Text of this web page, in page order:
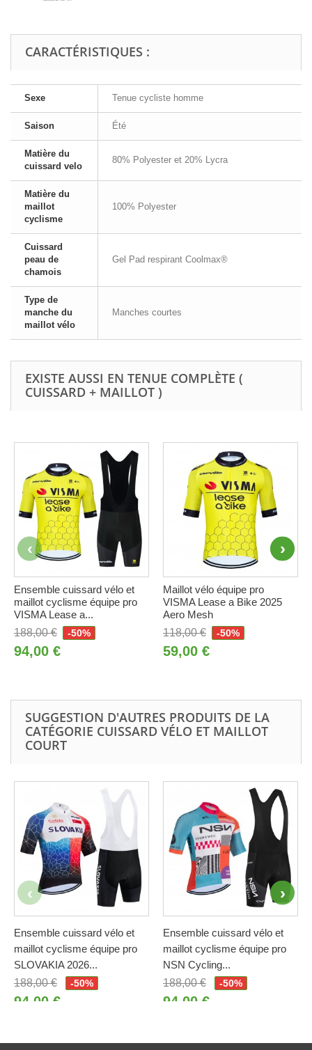
CARACTÉRISTIQUES :
Sexe Tenue cycliste homme
Saison Été
Matière du
cuissard velo
80% Polyester et 20% Lycra
Matière du
maillot
cyclisme
100% Polyester
Cuissard
peau de
chamois
Gel Pad respirant Coolmax®
Type de
manche du
maillot vélo
Manches courtes
EXISTE AUSSI EN TENUE COMPLÈTE (
CUISSARD + MAILLOT )
Ensemble cuissard vélo et
maillot cyclisme équipe pro
VISMA Lease a...
188,00 €
-50%
94,00 €
Maillot vélo équipe pro
VISMA Lease a Bike 2025
Aero Mesh
118,00 €
-50%
59,00 €
SUGGESTION D'AUTRES PRODUITS DE LA
CATÉGORIE CUISSARD VÉLO ET MAILLOT
COURT
Ensemble cuissard vélo et
maillot cyclisme équipe pro
SLOVAKIA 2026...
188,00 €
-50%
94,00 €
Ensemble cuissard vélo et
maillot cyclisme équipe pro
NSN Cycling...
188,00 €
-50%
94,00 €